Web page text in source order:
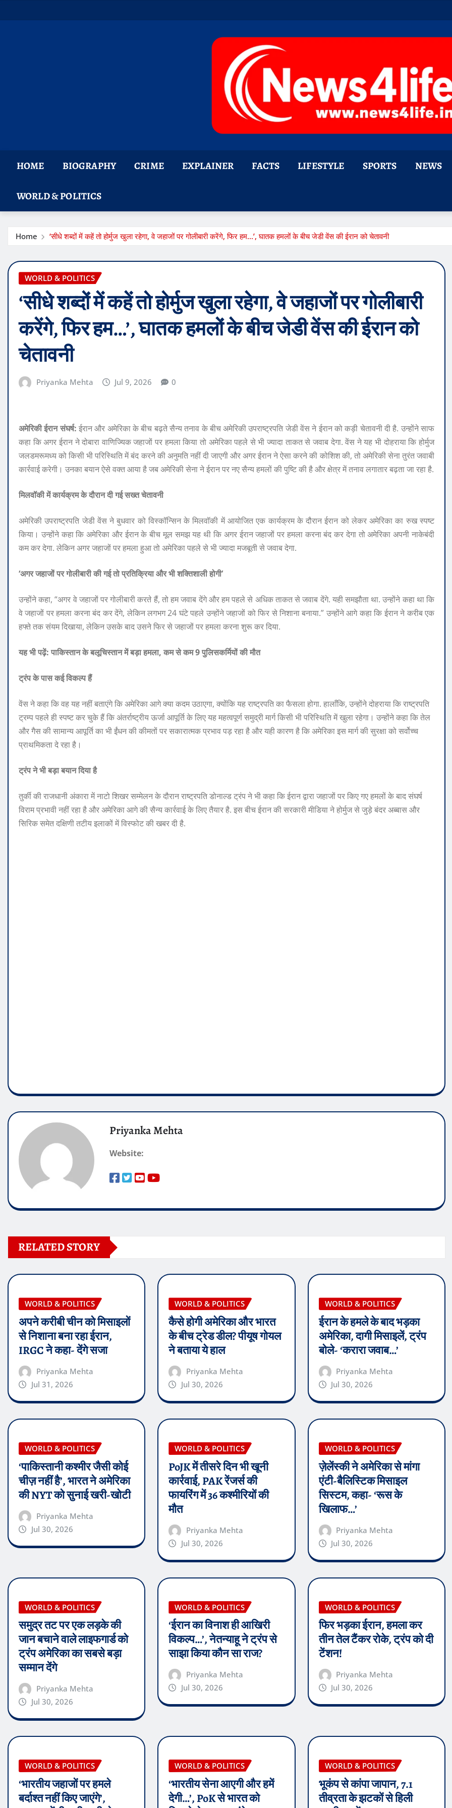
to
HOME BIOGRAPHY CRIME EXPLAINER FACTS LIFESTYLE SPORTS NEWS
WORLD & POLITICS
Home ‘सीधे शब्दों में कहें तो होर्मुज खुला रहेगा, वे जहाजों पर गोलीबारी करेंगे, फिर हम…’, घातक हमलों के बीच जेडी वेंस की ईरान को चेतावनी
WORLD & POLITICS
‘सीधे शब्दों में कहें तो होर्मुज खुला रहेगा, वे जहाजों पर गोलीबारी
करेंगे, फिर हम…’, घातक हमलों के बीच जेडी वेंस की ईरान को
चेतावनी
Priyanka Mehta Jul 9, 2026 0
अमेरिकी ईरान संघर्ष: ईरान और अमेरिका के बीच बढ़ते सैन्य तनाव के बीच अमेरिकी उपराष्ट्रपति जेडी वेंस ने ईरान को कड़ी चेतावनी दी है. उन्होंने साफ
कहा कि अगर ईरान ने दोबारा वाणिज्यिक जहाजों पर हमला किया तो अमेरिका पहले से भी ज्यादा ताकत से जवाब देगा. वेंस ने यह भी दोहराया कि होर्मुज
जलडमरूमध्य को किसी भी परिस्थिति में बंद करने की अनुमति नहीं दी जाएगी और अगर ईरान ने ऐसा करने की कोशिश की, तो अमेरिकी सेना तुरंत जवाबी
कार्रवाई करेगी। उनका बयान ऐसे वक्त आया है जब अमेरिकी सेना ने ईरान पर नए सैन्य हमलों की पुष्टि की है और क्षेत्र में तनाव लगातार बढ़ता जा रहा है.
मिलवॉकी में कार्यक्रम के दौरान दी गई सख्त चेतावनी
अमेरिकी उपराष्ट्रपति जेडी वेंस ने बुधवार को विस्कॉन्सिन के मिलवॉकी में आयोजित एक कार्यक्रम के दौरान ईरान को लेकर अमेरिका का रुख स्पष्ट
किया। उन्होंने कहा कि अमेरिका और ईरान के बीच मूल समझ यह थी कि अगर ईरान जहाजों पर हमला करना बंद कर देगा तो अमेरिका अपनी नाकेबंदी
कम कर देगा. लेकिन अगर जहाजों पर हमला हुआ तो अमेरिका पहले से भी ज्यादा मजबूती से जवाब देगा.
‘अगर जहाजों पर गोलीबारी की गई तो प्रतिक्रिया और भी शक्तिशाली होगी’
उन्होंने कहा, “अगर वे जहाजों पर गोलीबारी करते हैं, तो हम जवाब देंगे और हम पहले से अधिक ताकत से जवाब देंगे. यही समझौता था. उन्होंने कहा था कि
वे जहाजों पर हमला करना बंद कर देंगे, लेकिन लगभग 24 घंटे पहले उन्होंने जहाजों को फिर से निशाना बनाया.” उन्होंने आगे कहा कि ईरान ने करीब एक
हफ्ते तक संयम दिखाया, लेकिन उसके बाद उसने फिर से जहाजों पर हमला करना शुरू कर दिया.
यह भी पढ़ें: पाकिस्तान के बलूचिस्तान में बड़ा हमला, कम से कम 9 पुलिसकर्मियों की मौत
ट्रंप के पास कई विकल्प हैं
वेंस ने कहा कि वह यह नहीं बताएंगे कि अमेरिका आगे क्या कदम उठाएगा, क्योंकि यह राष्ट्रपति का फैसला होगा. हालाँकि, उन्होंने दोहराया कि राष्ट्रपति
ट्रम्प पहले ही स्पष्ट कर चुके हैं कि अंतर्राष्ट्रीय ऊर्जा आपूर्ति के लिए यह महत्वपूर्ण समुद्री मार्ग किसी भी परिस्थिति में खुला रहेगा। उन्होंने कहा कि तेल
और गैस की सामान्य आपूर्ति का भी ईंधन की कीमतों पर सकारात्मक प्रभाव पड़ रहा है और यही कारण है कि अमेरिका इस मार्ग की सुरक्षा को सर्वोच्च
प्राथमिकता दे रहा है।
ट्रंप ने भी बड़ा बयान दिया है
तुर्की की राजधानी अंकारा में नाटो शिखर सम्मेलन के दौरान राष्ट्रपति डोनाल्ड ट्रंप ने भी कहा कि ईरान द्वारा जहाजों पर किए गए हमलों के बाद संघर्ष
विराम प्रभावी नहीं रहा है और अमेरिका आगे की सैन्य कार्रवाई के लिए तैयार है. इस बीच ईरान की सरकारी मीडिया ने होर्मुज से जुड़े बंदर अब्बास और
सिरिक समेत दक्षिणी तटीय इलाकों में विस्फोट की खबर दी है.
Priyanka Mehta
Website:
RELATED STORY
WORLD & POLITICS
अपने करीबी चीन को मिसाइलों
से निशाना बना रहा ईरान,
IRGC ने कहा- देंगे सजा
Priyanka Mehta
Jul 31, 2026
WORLD & POLITICS
कैसे होगी अमेरिका और भारत
के बीच ट्रेड डील? पीयूष गोयल
ने बताया ये हाल
Priyanka Mehta
Jul 30, 2026
WORLD & POLITICS
ईरान के हमले के बाद भड़का
अमेरिका, दागी मिसाइलें, ट्रंप
बोले- ‘करारा जवाब…’
Priyanka Mehta
Jul 30, 2026
WORLD & POLITICS
‘पाकिस्तानी कश्मीर जैसी कोई
चीज़ नहीं है’, भारत ने अमेरिका
की NYT को सुनाई खरी-खोटी
Priyanka Mehta
Jul 30, 2026
WORLD & POLITICS
PoJK में तीसरे दिन भी खूनी
कार्रवाई, PAK रेंजर्स की
फायरिंग में 36 कश्मीरियों की
मौत
Priyanka Mehta
Jul 30, 2026
WORLD & POLITICS
ज़ेलेंस्की ने अमेरिका से मांगा
एंटी-बैलिस्टिक मिसाइल
सिस्टम, कहा- ‘रूस के
खिलाफ…’
Priyanka Mehta
Jul 30, 2026
WORLD & POLITICS
समुद्र तट पर एक लड़के की
जान बचाने वाले लाइफगार्ड को
ट्रंप अमेरिका का सबसे बड़ा
सम्मान देंगे
Priyanka Mehta
Jul 30, 2026
WORLD & POLITICS
‘ईरान का विनाश ही आखिरी
विकल्प…’, नेतन्याहू ने ट्रंप से
साझा किया कौन सा राज?
Priyanka Mehta
Jul 30, 2026
WORLD & POLITICS
फिर भड़का ईरान, हमला कर
तीन तेल टैंकर रोके, ट्रंप को दी
टेंशन!
Priyanka Mehta
Jul 30, 2026
WORLD & POLITICS
‘भारतीय जहाजों पर हमले
बर्दाश्त नहीं किए जाएंगे’,
WORLD & POLITICS
‘भारतीय सेना आएगी और हमें
देगी…’, PoK से भारत को
WORLD & POLITICS
भूकंप से कांपा जापान, 7.1
तीव्रता के झटकों से हिली